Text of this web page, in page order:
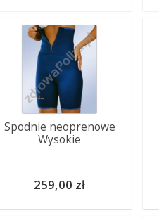
Spodnie neoprenowe
Wysokie
259,00 zł